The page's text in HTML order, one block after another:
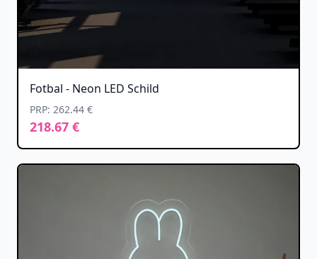
Fotbal - Neon LED Schild
PRP: 262.44 €
218.67 €